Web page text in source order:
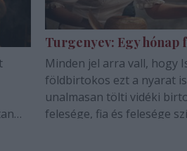
Turgenyev: Egy hónap
Minden jel arra vall, hogy
földbirtokos ezt a nyarat
unalmasan tölti vidéki
felesége, fia és felesége